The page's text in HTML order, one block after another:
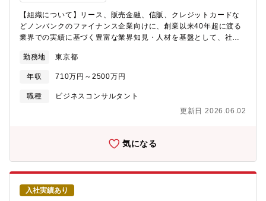
出産や育児などのライフイベントを経験後も、プロフェッショナ
ルとして成長し続けながら柔軟な働き方を叶えられるようサポー
トします。■事業内容●戦略コンサルティング事業×DXコンサルテ
ィング事業大手企業を中心としたクライアント企業における、事
おけるCDO、CXOサポート/プロジェクトマネジメント支援、ビジ
ネスモデル/オペレーションモデル/サービスモデルの変革、及び新
ゴンの提供 コンサルティング事業で蓄積した経営/ビジネス高度化
知見と、DigitalやAI/IoT等の知見を掛け合わせた新規事業/サービ
る方 ・“Strategy, Digital両面の関心を持って、Strategicなポジシ
ョンから全社戦略の観点でインパクトを出すのはもちろんのこ
と、そこで蓄積した知見をもとにしたクラウドプロダクトを世の
中に発信する、という新しい形のコンサルティングサービスに興
味がある方
【組織について】リース、販売金融、信販、クレジットカードな
どノンバンクのファイナンス企業向けに、創業以来40年超に渡る
業界での実績に基づく豊富な業界知見・人材を基盤として、社会
出などのコンサルティングサービスを提供しています。【業務内
容】ファイナンス企業向けに国内外の戦略コンサルティング案件
の営業企画・営業推進、プロジェクトリード、プロジェクトデリ
バリーに従事いただきます。【プロジェクト事例】■企業変革・新
の変革（人的資本経営）■事業ポートフォリオ変革・デューデリジ
モデリング）・SaaS事業立上げ■社会課題を起点とした価値創
造・サステナビリティ経営・サーキュラーエコノミーの促進支援
【おすすめポイント】■本部門は戦略コンサルティング事業に注力
しており、企業変革テーマを創出・立案する上流コンサルに特化
できる環境です。■ワークライフバランスを気にした組織運営をし
ており、専門組織も立ち上げています。■日系のコンサルティング
勤務地 東京都
年収 710万円～2500万円
職種
ビジネスコンサルタント
更新日 2026.06.02
気になる
入社実績あり